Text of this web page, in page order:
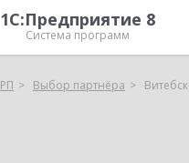
1С:Предприятие 8
Система программ
Выбор партнёра Витебск